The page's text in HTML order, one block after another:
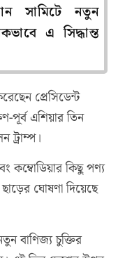
সামিটে নতুন
এ সিদ্ধান্ত
প্রেসিডেন্ট
পূর্ব এশিয়ার তিন
ট্রাম্প।
কম্বোডিয়ার কিছু পণ্য
ঘোষণা দিয়েছে
বাণিজ্য চুক্তির